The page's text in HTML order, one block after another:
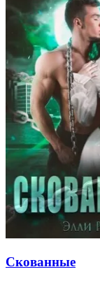
Скованные